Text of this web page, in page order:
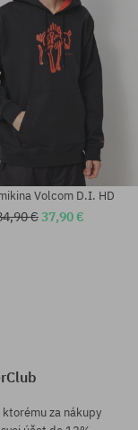
Volcom D.I. HD
€37,90 €
za nákupy